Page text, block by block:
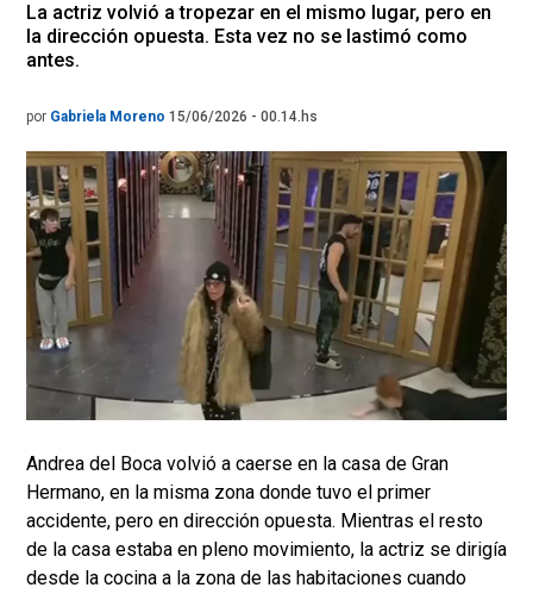
La actriz volvió a tropezar en el mismo lugar, pero en
la dirección opuesta. Esta vez no se lastimó como
antes.
por Gabriela Moreno 15/06/2026 - 00.14.hs
Andrea del Boca volvió a caerse en la casa de Gran
Hermano, en la misma zona donde tuvo el primer
accidente, pero en dirección opuesta. Mientras el resto
de la casa estaba en pleno movimiento, la actriz se dirigía
desde la cocina a la zona de las habitaciones cuando